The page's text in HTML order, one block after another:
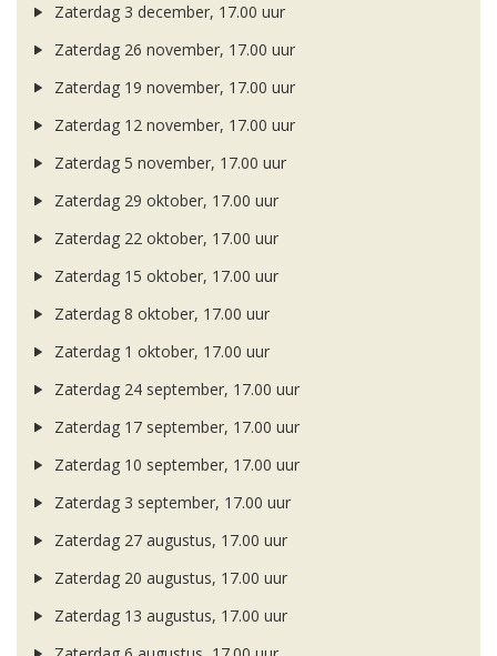
Zaterdag 3 december, 17.00 uur
Zaterdag 26 november, 17.00 uur
Zaterdag 19 november, 17.00 uur
Zaterdag 12 november, 17.00 uur
Zaterdag 5 november, 17.00 uur
Zaterdag 29 oktober, 17.00 uur
Zaterdag 22 oktober, 17.00 uur
Zaterdag 15 oktober, 17.00 uur
Zaterdag 8 oktober, 17.00 uur
Zaterdag 1 oktober, 17.00 uur
Zaterdag 24 september, 17.00 uur
Zaterdag 17 september, 17.00 uur
Zaterdag 10 september, 17.00 uur
Zaterdag 3 september, 17.00 uur
Zaterdag 27 augustus, 17.00 uur
Zaterdag 20 augustus, 17.00 uur
Zaterdag 13 augustus, 17.00 uur